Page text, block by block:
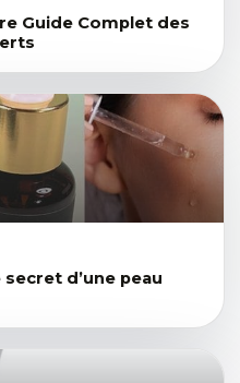
Guide Complet des
d’une peau